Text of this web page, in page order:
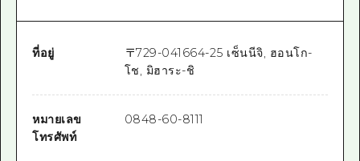
ที่อยู่ 〒729-041664-25 เซ็นนีจิ, ฮอนโก-
โช, มิฮาระ-ชิ
หมายเลข
โทรศัพท์
0848-60-8111